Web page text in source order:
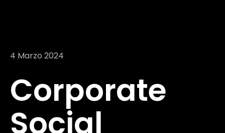
4 Marzo 2024
Corporate
Social